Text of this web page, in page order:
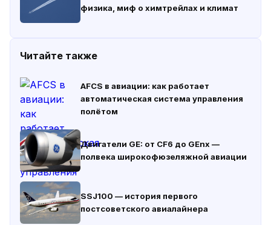
физика, миф о химтрейлах и климат
Читайте также
AFCS в авиации: как работает
автоматическая система управления
полётом
Двигатели GE: от CF6 до GEnx —
полвека широкофюзеляжной авиации
SSJ100 — история первого
постсоветского авиалайнера